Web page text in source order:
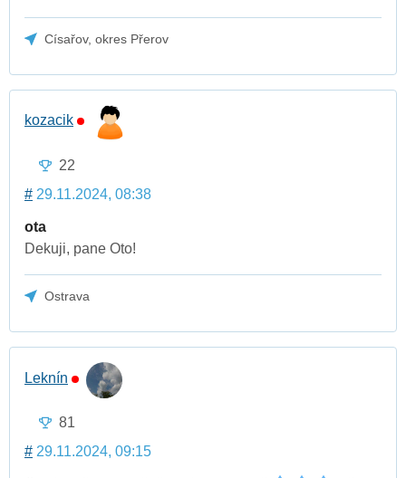
Císařov, okres Přerov
kozacik
22
# 29.11.2024, 08:38
ota
Dekuji, pane Oto!
Ostrava
Leknín
81
# 29.11.2024, 09:15